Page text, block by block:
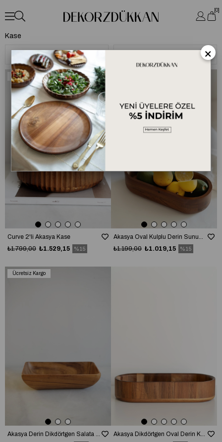
0
Kase
Sıralama
Curve 2'li Akasya Kase
₺1.529,15
₺1.799,00 %15
Ücretsiz Kargo
Akasya Oval Kulplu Derin Sunumluk Kase
₺1.019,15
₺1.199,00 %15
Akasya Derin Dikdörtgen Salata Kasesi (17x30cm)
Ücretsiz Kargo
Akasya Dikdörtgen Oval Derin Kase / Organizer
×